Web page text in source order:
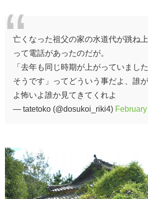
亡くなった祖父の家の水道代が跳ね
って電話があったのだが。
「去年も同じ時期が上がっていまし
そうです」ってどういう事だよ、誰
よ怖いよ誰か見てきてくれよ
— tatetoko (@dosukoi_riki4)